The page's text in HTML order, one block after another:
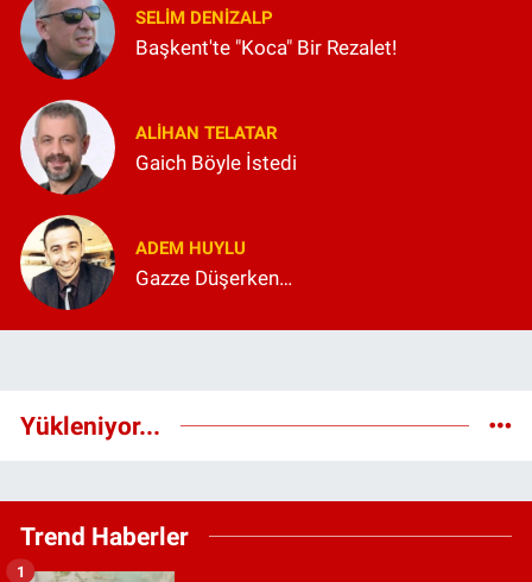
SELIM DENİZALP
Başkent'te "Koca" Bir Rezalet!
ALIHAN TELATAR
Gaich Böyle İstedi
ADEM HUYLU
Gazze Düşerken…
Yükleniyor...
Trend Haberler
1